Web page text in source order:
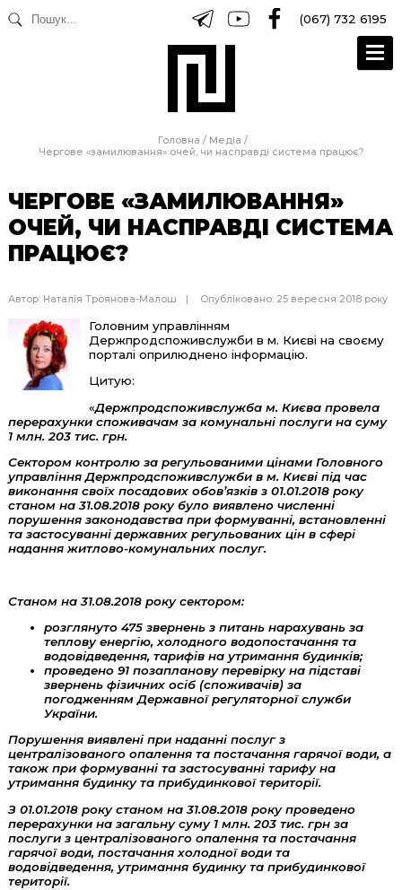
(067) 732 6195
Головна / Медіа /
Чергове «замилювання» очей, чи насправді система працює?
ЧЕРГОВЕ «ЗАМИЛЮВАННЯ»
ОЧЕЙ, ЧИ НАСПРАВДІ СИСТЕМА
ПРАЦЮЄ?
Автор: Наталія Троянова-Малош Опубліковано: 25 вересня 2018 року
Головним управлінням
Держпродспоживслужби в м. Києві на своєму
порталі оприлюднено інформацію.
Цитую:
«Держпродспоживслужба м. Києва провела
перерахунки споживачам за комунальні послуги на суму
1 млн. 203 тис. грн.
Сектором контролю за регульованими цінами Головного
управління Держпродспоживслужби в м. Києві під час
виконання своїх посадових обов’язків з 01.01.2018 року
станом на 31.08.2018 року було виявлено численні
порушення законодавства при формуванні, встановленні
та застосуванні державних регульованих цін в сфері
надання житлово-комунальних послуг.
Станом на 31.08.2018 року сектором:
розглянуто 475 звернень з питань нарахувань за
теплову енергію, холодного водопостачання та
водовідведення, тарифів на утримання будинків;
проведено 91 позапланову перевірку на підставі
звернень фізичних осіб (споживачів) за
погодженням Державної регуляторної служби
України.
Порушення виявлені при наданні послуг з
централізованого опалення та постачання гарячої води, а
також при формуванні та застосуванні тарифу на
утримання будинку та прибудинкової території.
З 01.01.2018 року станом на 31.08.2018 року проведено
перерахунки на загальну суму 1 млн. 203 тис. грн за
послуги з централізованого опалення та постачання
гарячої води, постачання холодної води та
водовідведення, утримання будинку та прибудинкової
території.